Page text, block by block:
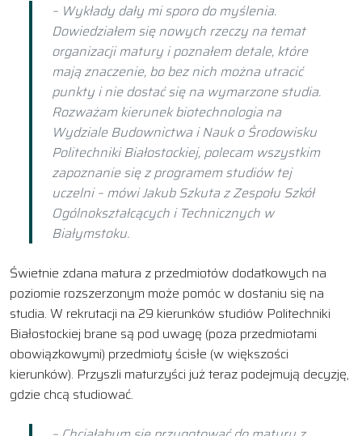
– Wykłady dały mi sporo do myślenia.
Dowiedziałem się nowych rzeczy na temat
organizacji matury i poznałem detale, które
mają znaczenie, bo bez nich można utracić
punkty i nie dostać się na wymarzone studia.
Rozważam kierunek biotechnologia na
Wydziale Budownictwa i Nauk o Środowisku
Politechniki Białostockiej, polecam wszystkim
zapoznanie się z programem studiów tej
uczelni – mówi Jakub Szkuta z Zespołu Szkół
Ogólnokształcących i Technicznych w
Białymstoku.
Świetnie zdana matura z przedmiotów dodatkowych na
poziomie rozszerzonym może pomóc w dostaniu się na
studia. W rekrutacji na 29 kierunków studiów Politechniki
Białostockiej brane są pod uwagę (poza przedmiotami
obowiązkowymi) przedmioty ścisłe (w większości
kierunków). Przyszli maturzyści już teraz podejmują decyzję,
gdzie chcą studiować.